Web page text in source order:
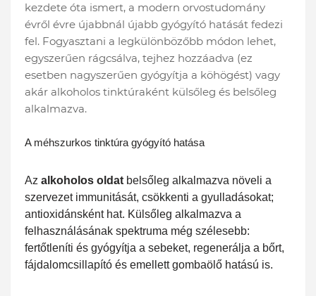
kezdete óta ismert, a modern orvostudomány
évről évre újabbnál újabb gyógyító hatását fedezi
fel. Fogyasztani a legkülönbözőbb módon lehet,
egyszerűen rágcsálva, tejhez hozzáadva (ez
esetben nagyszerűen gyógyítja a köhögést) vagy
akár alkoholos tinktúraként külsőleg és belsőleg
alkalmazva.
A méhszurkos tinktúra gyógyító hatása
Az alkoholos oldat belsőleg alkalmazva növeli a
szervezet immunitását, csökkenti a gyulladásokat;
antioxidánsként hat. Külsőleg alkalmazva a
felhasználásának spektruma még szélesebb:
fertőtleníti és gyógyítja a sebeket, regenerálja a bőrt,
fájdalomcsillapító és emellett gombaölő hatású is.